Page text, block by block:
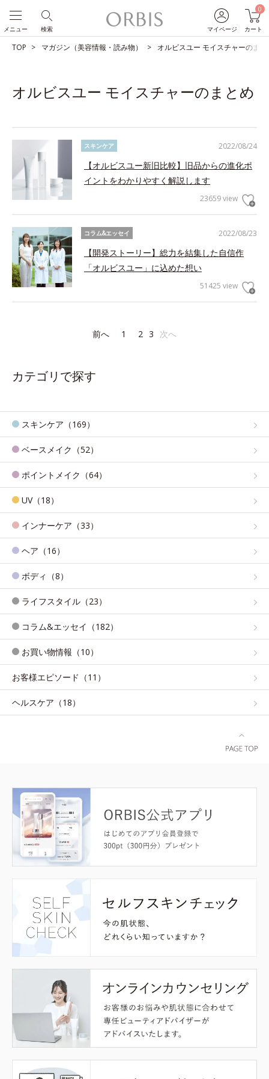
マイページ
0
カート
検索
メニュー
TOP マガジン（美容情報・読み物） オルビスユー モイスチャーのまと
オルビスユー モイスチャーのまとめ
2022/08/24
スキンケア
【オルビスユー新旧比較】旧品からの進化ポ
イントをわかりやすく解説します
23659 view
2022/08/23
コラム&エッセイ
【開発ストーリー】総力を結集した自信作
「オルビスユー」に込めた想い
51425 view
前へ 1 2 3 次へ
カテゴリで探す
スキンケア（169）
ベースメイク（52）
ポイントメイク（64）
UV（18）
インナーケア（33）
ヘア（16）
ボディ（8）
ライフスタイル（23）
コラム&エッセイ（182）
お買い物情報（10）
お客様エピソード（11）
ヘルスケア（18）